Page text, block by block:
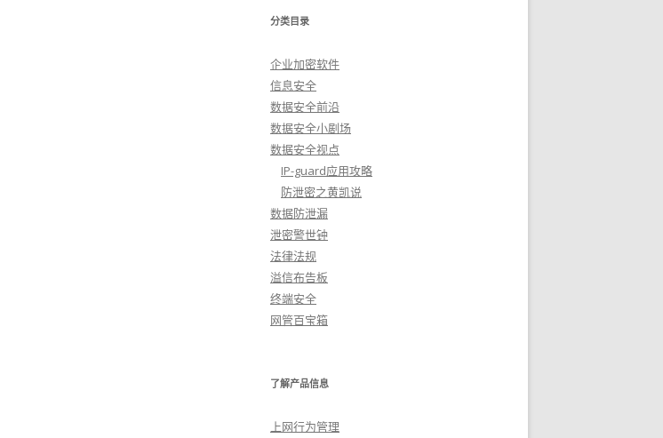
分类目录
企业加密软件
信息安全
数据安全前沿
数据安全小剧场
数据安全视点
IP-guard应用攻略
防泄密之黄凯说
数据防泄漏
泄密警世钟
法律法规
溢信布告板
终端安全
网管百宝箱
了解产品信息
上网行为管理